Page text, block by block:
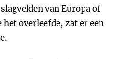
van Europa of
het overleefde, zat er een